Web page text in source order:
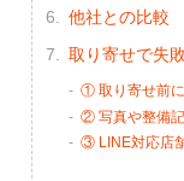
他社との比較
取り寄せで失
① 取り寄せ前に
② 写真や整備
③ LINE対応店